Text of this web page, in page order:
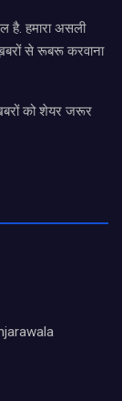
है. हमारा असली
से रूबरू करवाना
को शेयर जरूर